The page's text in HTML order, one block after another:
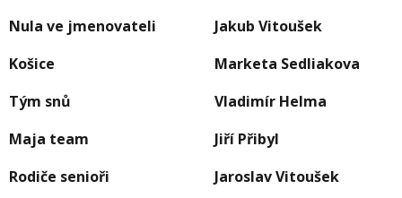
Nula ve jmenovateli
Jakub Vitoušek
Košice
Marketa Sedliakova
Tým snů
Vladimír Helma
Maja team
Jiří Přibyl
Rodiče senioři
Jaroslav Vitoušek